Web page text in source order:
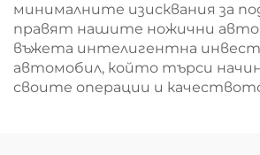
минималните изисквания за
правят нашите ножични
въжета интелигентна
автомобил, който търси
своите операции и